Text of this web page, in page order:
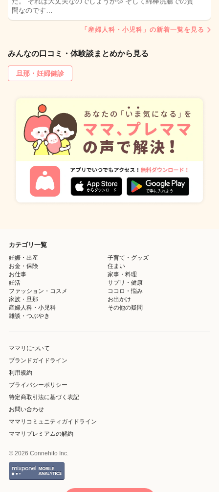
問なのです…
「産婦人科・小児科」の新着一覧を見る
みんなの口コミ・体験談まとめから見る
旦那・妊婦健診
カテゴリ一覧
妊娠・出産
子育て・グッズ
お金・保険
住まい
お仕事
家事・料理
妊活
サプリ・健康
ファッション・コスメ
ココロ・悩み
家族・旦那
お出かけ
産婦人科・小児科
その他の疑問
雑談・つぶやき
ママリについて
ブランドガイドライン
利用規約
プライバシーポリシー
特定商取引法に基づく表記
お問い合わせ
ママリコミュニティガイドライン
ママリプレミアムの解約
© 2026 Connehito Inc.